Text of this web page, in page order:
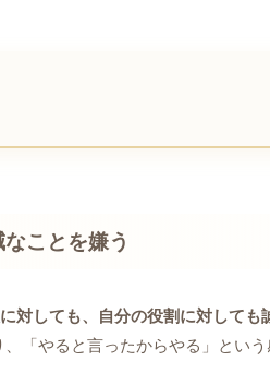
ことを嫌う
に対しても、自分の役割に対しても
「やると言ったからやる」とい